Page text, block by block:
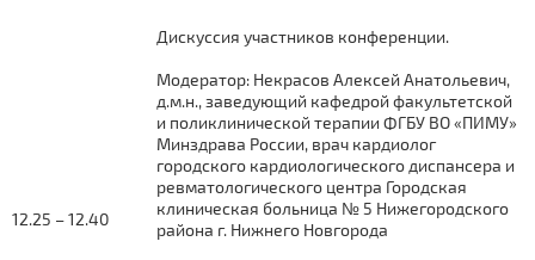
12.25 – 12.40
Дискуссия участников конференции.
Модератор: Некрасов Алексей Анатольевич,
д.м.н., заведующий кафедрой факультетской
и поликлинической терапии ФГБУ ВО «ПИМУ»
Минздрава России, врач кардиолог
городского кардиологического диспансера и
ревматологического центра Городская
клиническая больница № 5 Нижегородского
района г. Нижнего Новгорода